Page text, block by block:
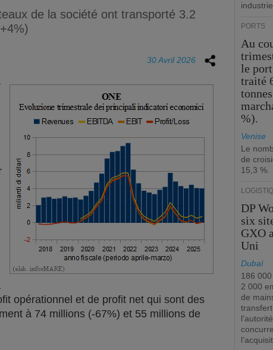
de la société ont transporté 3.2
30 Avril 2026
opérationnel et de profit net qui sont des
à 74 millions (-67%) et 55 millions de
PORTS
Au
le
traité
%).
Venise
Le
de
15,3 %.
DP
six
GXO
Uni
Dubaï
186
2 000
de